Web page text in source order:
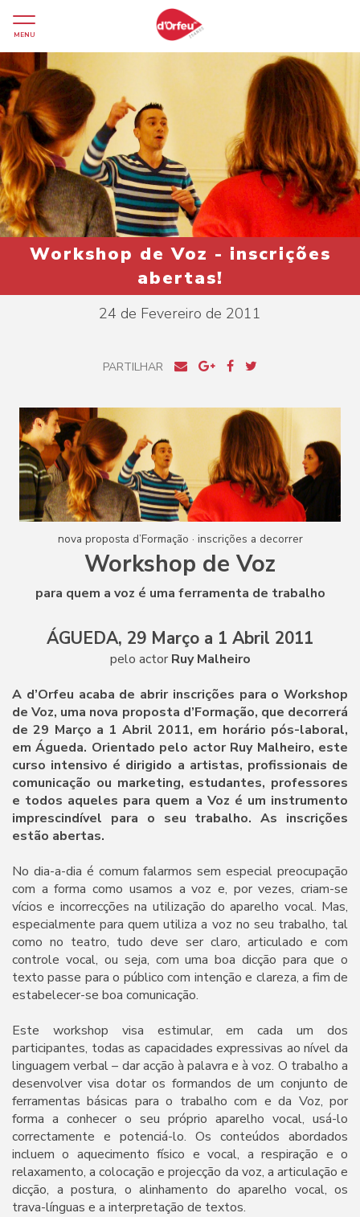
MENU
Workshop de Voz - inscrições
abertas!
24 de Fevereiro de 2011
PARTILHAR
nova proposta d’Formação · inscrições a decorrer
Workshop de Voz
para quem a voz é uma ferramenta de trabalho
ÁGUEDA, 29 Março a 1 Abril 2011
pelo actor Ruy Malheiro
A d’Orfeu acaba de abrir inscrições para o Workshop
de Voz, uma nova proposta d’Formação, que decorrerá
de 29 Março a 1 Abril 2011, em horário pós-laboral,
em Águeda. Orientado pelo actor Ruy Malheiro, este
curso intensivo é dirigido a artistas, profissionais de
comunicação ou marketing, estudantes, professores
e todos aqueles para quem a Voz é um instrumento
imprescindível para o seu trabalho. As inscrições
estão abertas.
No dia-a-dia é comum falarmos sem especial preocupação
com a forma como usamos a voz e, por vezes, criam-se
vícios e incorrecções na utilização do aparelho vocal. Mas,
especialmente para quem utiliza a voz no seu trabalho, tal
como no teatro, tudo deve ser claro, articulado e com
controle vocal, ou seja, com uma boa dicção para que o
texto passe para o público com intenção e clareza, a fim de
estabelecer-se boa comunicação.
Este workshop visa estimular, em cada um dos
participantes, todas as capacidades expressivas ao nível da
linguagem verbal – dar acção à palavra e à voz. O trabalho a
desenvolver visa dotar os formandos de um conjunto de
ferramentas básicas para o trabalho com e da Voz, por
forma a conhecer o seu próprio aparelho vocal, usá-lo
correctamente e potenciá-lo. Os conteúdos abordados
incluem o aquecimento físico e vocal, a respiração e o
relaxamento, a colocação e projecção da voz, a articulação e
dicção, a postura, o alinhamento do aparelho vocal, os
trava-línguas e a interpretação de textos.